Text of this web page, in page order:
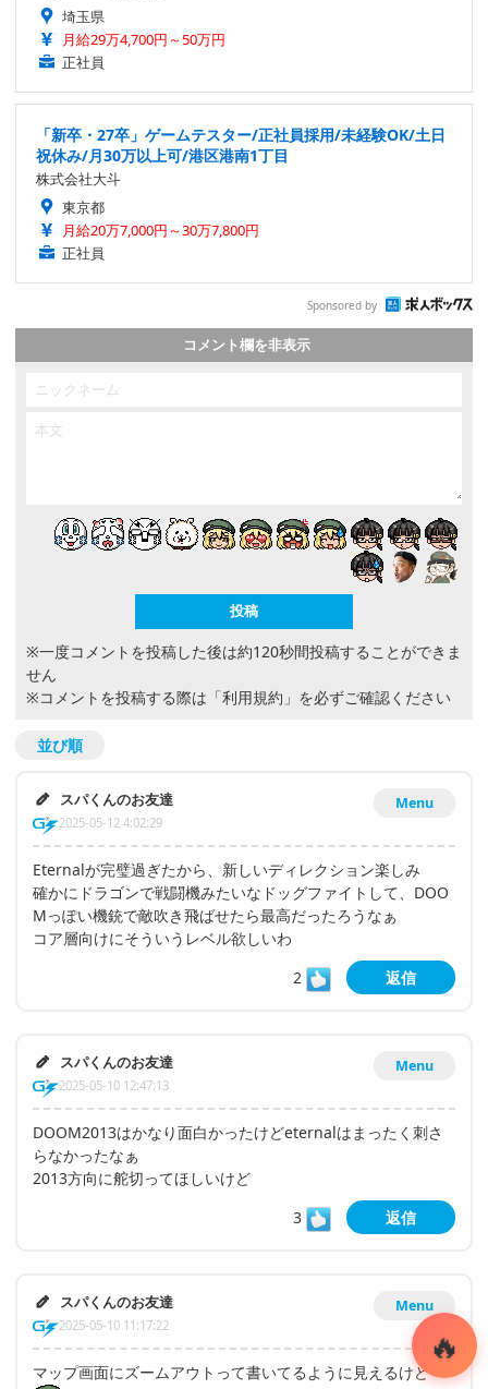
埼玉県
月給29万4,700円～50万円
正社員
「新卒・27卒」ゲームテスター/正社員採用/未経験OK/土日
祝休み/月30万以上可/港区港南1丁目
株式会社大斗
東京都
月給20万7,000円～30万7,800円
正社員
Sponsored by
コメント欄を非表示
※一度コメントを投稿した後は約120秒間投稿することができま
せん
※コメントを投稿する際は 「利用規約」 を必ずご確認ください
並び順
Menu
スパくんのお友達
2025-05-12 4:02:29
Eternalが完璧過ぎたから、新しいディレクション楽しみ
確かにドラゴンで戦闘機みたいなドッグファイトして、DOO
Mっぽい機銃で敵吹き飛ばせたら最高だったろうなぁ
コア層向けにそういうレベル欲しいわ
2
返信
Menu
スパくんのお友達
2025-05-10 12:47:13
DOOM2013はかなり面白かったけどeternalはまったく刺さ
らなかったなぁ
2013方向に舵切ってほしいけど
3
返信
Menu
スパくんのお友達
2025-05-10 11:17:22
マップ画面にズームアウトって書いてるように見えるけど